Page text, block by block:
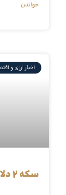
خواندن
اخبار ارزی و
سکه ۲ دلاری جدید استرالیا